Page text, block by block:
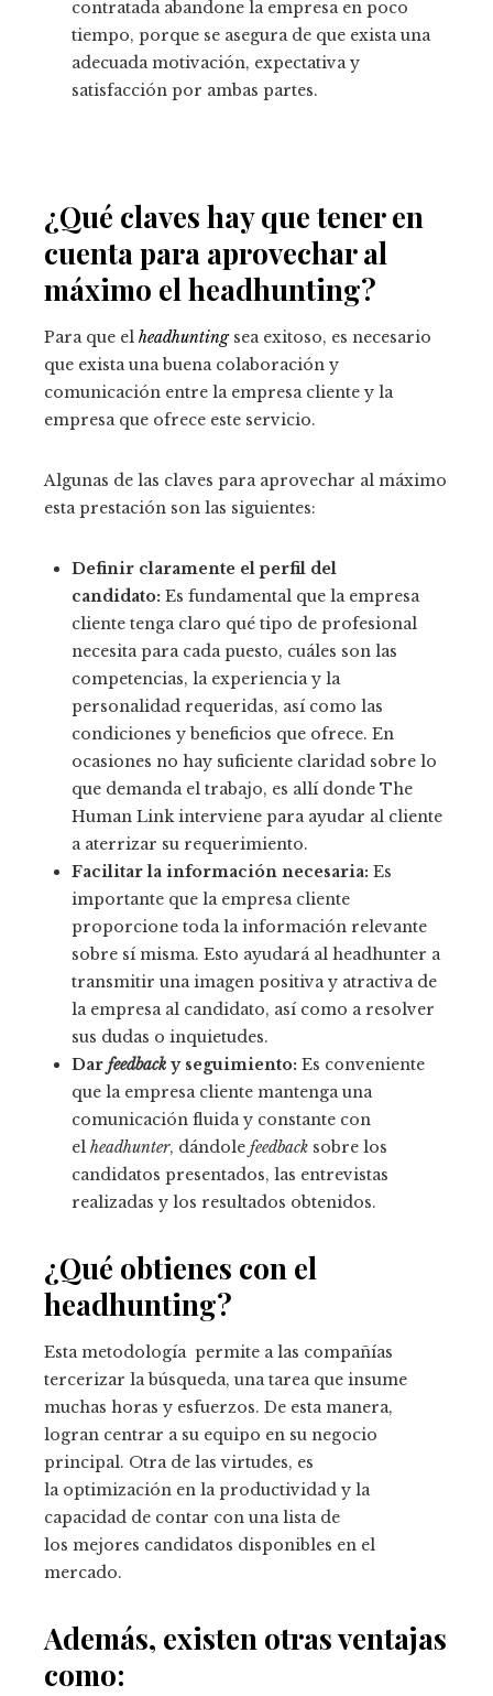
contratada abandone la empresa en poco
tiempo, porque se asegura de que exista una
adecuada motivación, expectativa y
satisfacción por ambas partes.
¿Qué claves hay que tener en
cuenta para aprovechar al
máximo el headhunting?
Para que el headhuntingsea exitoso, es necesario
que exista una buena colaboración y
comunicación entre la empresa cliente y la
empresa que ofrece este servicio.
Algunas de las claves para aprovechar al máximo
esta prestación son las siguientes:
Definir claramente el perfil del
candidato: Es fundamental que la empresa
cliente tenga claro qué tipo de profesional
necesita para cada puesto, cuáles son las
competencias, la experiencia y la
personalidad requeridas, así como las
condiciones y beneficios que ofrece. En
ocasiones no hay suficiente claridad sobre lo
que demanda el trabajo, es allí donde The
Human Link interviene para ayudar al cliente
a aterrizar su requerimiento.
Facilitar la información necesaria: Es
importante que la empresa cliente
proporcione toda la información relevante
sobre sí misma. Esto ayudará al headhunter a
transmitir una imagen positiva y atractiva de
la empresa al candidato, así como a resolver
sus dudas o inquietudes.
Dar feedback y seguimiento: Es conveniente
que la empresa cliente mantenga una
comunicación fluida y constante con
el headhunter, dándole feedback sobre los
candidatos presentados, las entrevistas
realizadas y los resultados obtenidos.
¿Qué obtienes con el
headhunting?
Esta metodología permite a las compañías
tercerizar la búsqueda, una tarea que insume
muchas horas y esfuerzos. De esta manera,
logran centrar a su equipo en su negocio
principal. Otra de las virtudes, es
la optimización en la productividad y la
capacidad de contar con una lista de
los mejores candidatos disponibles en el
mercado.
Además, existen otras ventajas
como: